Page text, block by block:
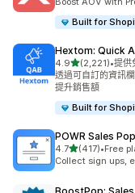
Built for
Hextom: Quick
4.9滿分 5 顆星
(2,221)
共有 2221 則評價
•提供
透過可自訂的資訊
提升銷售額
Built for
POWR Sales
4.7滿分 5 顆星
(417)
共有 417 則評價
•Free
Collect sign ups,